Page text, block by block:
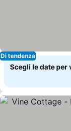
Di tendenza
Scegli le date per